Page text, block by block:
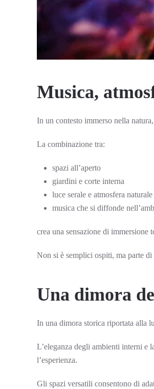
Musica,
In un contesto immerso nella
La combinazione tra:
spazi all’aperto
giardini e corte interna
luce serale e atmosfera naturale
musica che si diffonde
crea una sensazione di immersione
Non si è semplici ospiti, ma parte di
Una dimora
In una dimora storica riportata alla
L’eleganza degli ambienti interni e
l’esperienza.
Gli spazi versatili consentono di